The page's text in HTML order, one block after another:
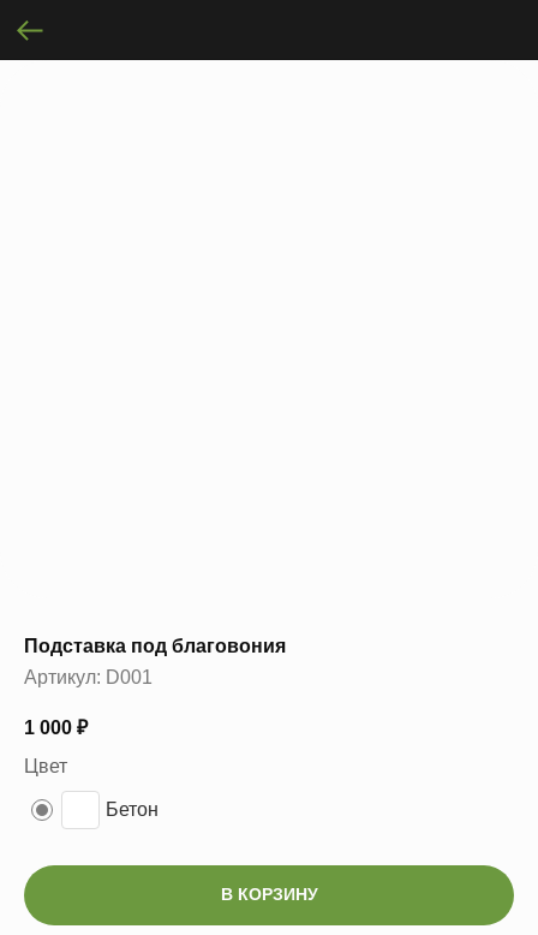
Подставка под благовония
Артикул: D001
1 000 ₽
Цвет
Бетон
В КОРЗИНУ